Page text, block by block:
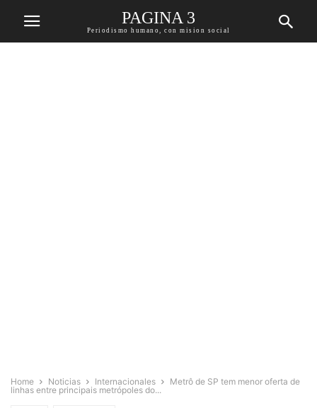
PAGINA 3
Periodismo humano, con mision social
Home Noticias Internacionales
Metrô de SP tem menor oferta de
linhas entre principais metrópoles do...